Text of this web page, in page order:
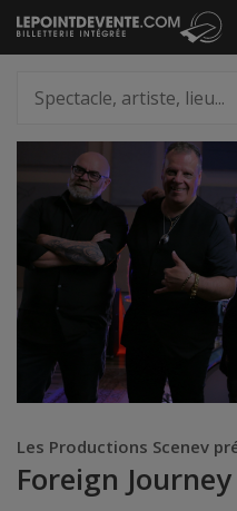
Passer
au
artiste,
lieu...
Les Productions Scenev
Foreign